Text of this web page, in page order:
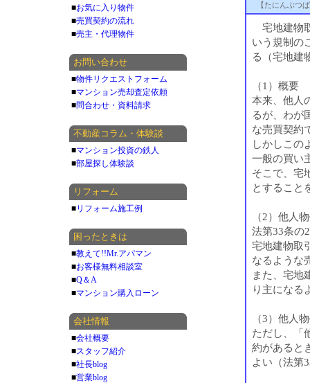
【たにんぶつ
宅地建物
いう規制の
る（宅地建
（1）概要
本来、他人
るが、わが
な売買契約
しかしこの
一般の買い
そこで、宅
とすること
（2）他人
法第33条の
宅地建物取
なるような
また、宅地
り主になる
（3）他人
ただし、「
約があると
よい（法第
■お気に入り物件
■売買契約の流れ
■売主・代理物件
お問い合わせ
■物件リクエストフォーム
■マンション売却査定依頼
■問合わせ・資料請求
不動産コラム・体験談
■マンション投資の鉄人
■部屋探し体験談
リフォーム
■リフォーム施工例
困ったときは
■教えて!!Mr.アパマン
■お客様無料相談室
■Q＆A
■マンション購入ローン
会社情報
■会社概要
■スタッフ紹介
■社長blog
■営業blog